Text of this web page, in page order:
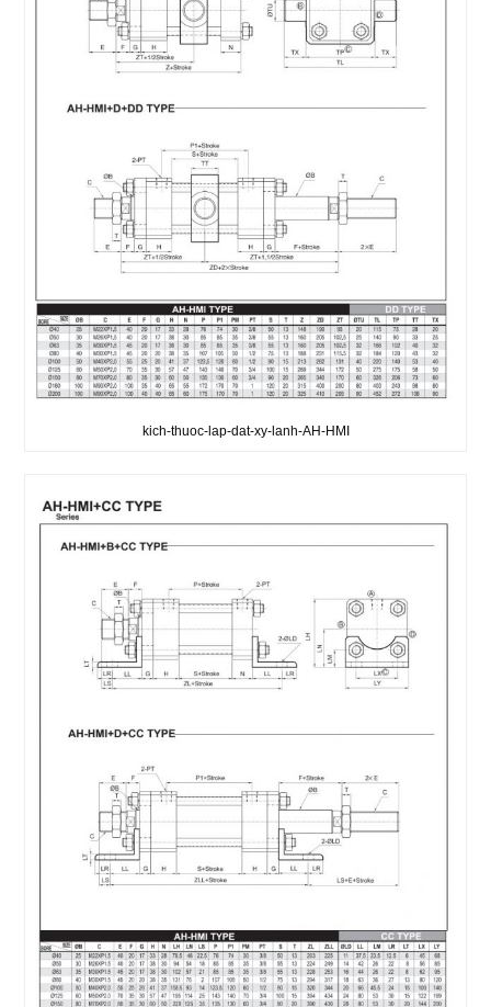
kich-thuoc-lap-dat-xy-lanh-AH-HMI